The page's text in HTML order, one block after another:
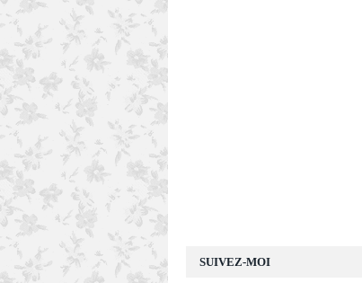
SUIVEZ-MOI